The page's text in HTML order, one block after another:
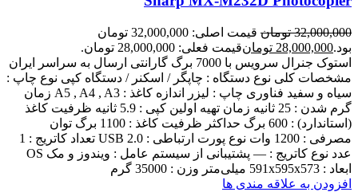
32,000,000 تومان
قیمت اصلی: 32,000,000 تومان
بود.28,000,000 تومانقیمت فعلی: 28,000,000 تومان.
استوک جنرال سرویس با 7000 برگ گارانتی ارسال به سراسر ایران
مشخصات کلی نوع دستگاه : چاپگر / اسکنر / دستگاه کپی نوع چاپ :
سیاه و سفید فناوری چاپ : لیزر اندازه کاغذ : A5 , A4 , A3 زمان
گرم شدن : 25 ثانیه زمان تهیه اولین کپی : 5.9 ثانیه ظرفیت کاغذ
(استاندارد) : 600 برگ حداکثر ظرفیت کاغذ : 1100 برگ توان
مصرفی : 1200 وات نوع پورت ارتباطی : USB 2.0 تعداد کاتریج : 1
عدد نوع کاتریج : — پشتیبانی از سیستم عامل : ویندوز و مک OS
ابعاد : 591x595x573 میلی‌متر وزن : 35000 گرم
افزودن به علاقه مندی ها